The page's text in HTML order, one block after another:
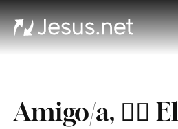
Amigo/a, ❤️‍🔥 El